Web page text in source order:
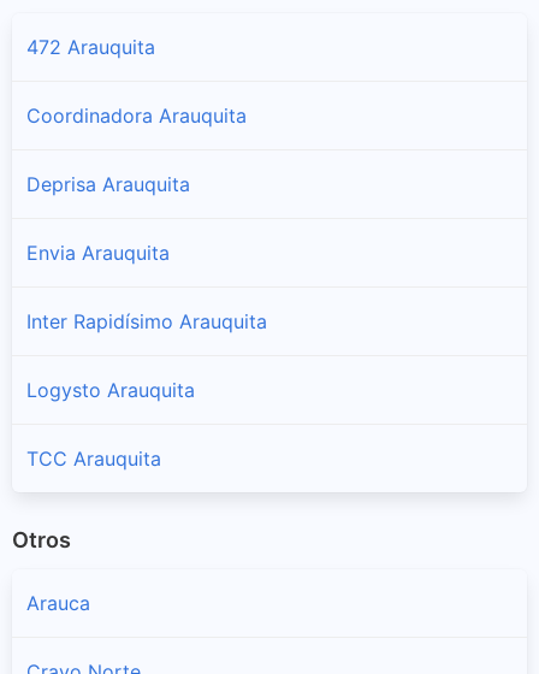
472 Arauquita
Coordinadora Arauquita
Deprisa Arauquita
Envia Arauquita
Inter Rapidísimo Arauquita
Logysto Arauquita
TCC Arauquita
Otros
Arauca